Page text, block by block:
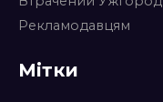
Рекламодавцям
Мітки